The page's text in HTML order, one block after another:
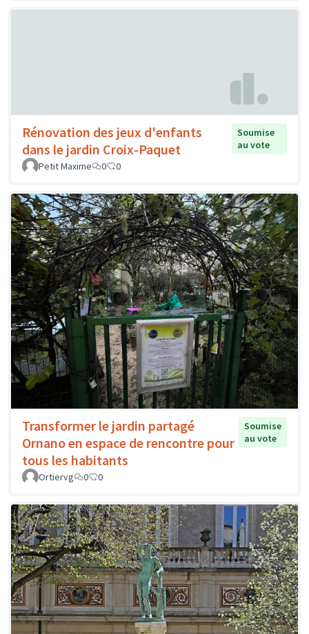
Rénovation des jeux d'enfants
dans le jardin Croix-Paquet
Soumise
au vote
Petit Maxime
0 0
Transformer le jardin partagé
Ornano en espace de rencontre pour
tous les habitants
Soumise
au vote
Ortiervg 0 0